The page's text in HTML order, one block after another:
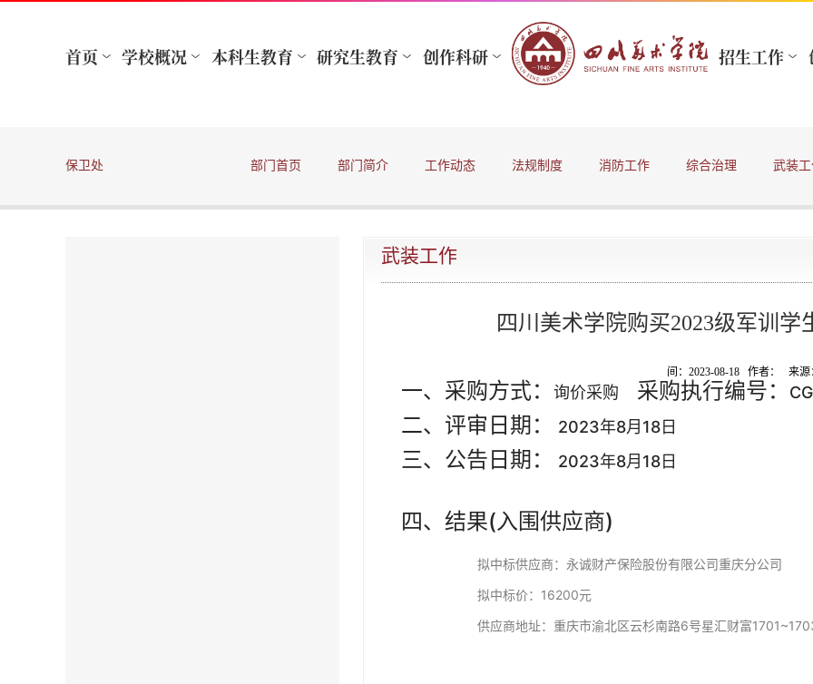
保卫处 部门首页 部门简介 工作动态 法规制度 消防工作 综合治理 武装
武装工作
四川美术学院购买2023级军训
间：2023-08-18 作者： 来
一、采购方式： 询价采购 采购执行编号：
二、评审日期： 2023年8月18日
三、公告日期： 2023年8月18日
四、结果(入围供应商)
拟中标供应商：永诚财产保险股份有限公司重庆分公司
拟中标价：16200元
供应商地址：重庆市渝北区云杉南路6号星汇财富